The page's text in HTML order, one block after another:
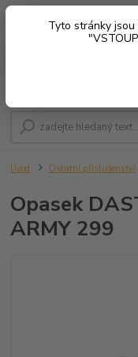
Tyto stránky
+420 603794370
Úvod Ostatní příslušenství
Opasek
ARMY 299